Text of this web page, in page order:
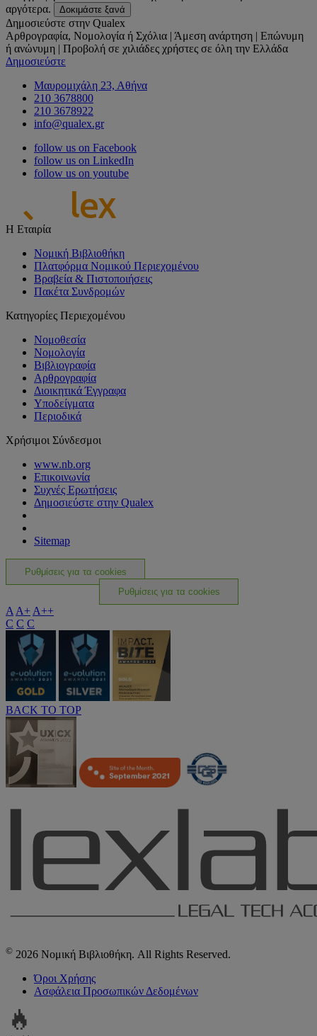
αργότερα.
Δοκιμάστε ξανά
Δημοσιεύστε στην Qualex
Αρθρογραφία, Νομολογία ή Σχόλια | Άμεση ανάρτηση | Επώνυμη
ή ανώνυμη | Προβολή σε χιλιάδες χρήστες σε όλη την Ελλάδα
Δημοσιεύστε
Μαυρομιχάλη 23, Αθήνα
210 3678800
210 3678922
info@qualex.gr
follow us on Facebook
follow us on LinkedIn
follow us on youtube
Η Εταιρία
Νομική Βιβλιοθήκη
Πλατφόρμα Νομικού Περιεχομένου
Βραβεία & Πιστοποιήσεις
Πακέτα Συνδρομών
Κατηγορίες Περιεχομένου
Νομοθεσία
Νομολογία
Βιβλιογραφία
Αρθρογραφία
Διοικητικά Έγγραφα
Υποδείγματα
Περιοδικά
Χρήσιμοι Σύνδεσμοι
www.nb.org
Επικοινωνία
Συχνές Ερωτήσεις
Δημοσιεύστε στην Qualex
Sitemap
Ρυθμίσεις για τα cookies
Ρυθμίσεις για τα cookies
AA+A++
C C C
BACK TO TOP
© 2026 Νομική Βιβλιοθήκη. All Rights Reserved.
Όροι Χρήσης
Ασφάλεια Προσωπικών Δεδομένων